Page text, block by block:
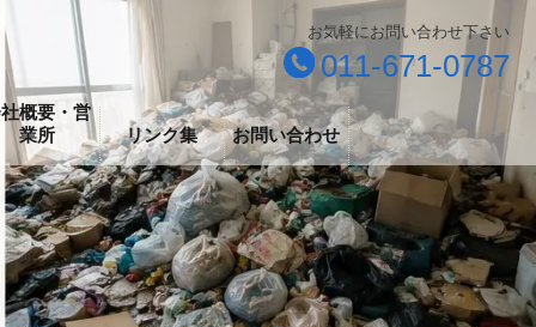
お気軽にお問い合わせ下さい
011-671-0787
概要・営
業所
リンク集 お問い合わせ